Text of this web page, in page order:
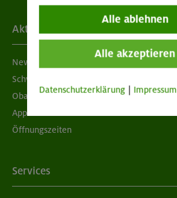
Aktuelles
Newsletter
Schwarzes Brett
Obacht geben!
App "Mein DAV+"
Öffnungszeiten
Services
Alle ablehnen
Alle akzeptieren
Datenschutzerklärung Impressum